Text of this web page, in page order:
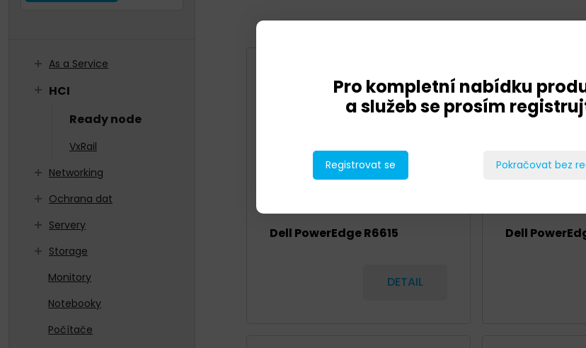
As a Service
HCI
Ready node
VxRail
Networking
Ochrana dat
Servery
Storage
Monitory
Notebooky
Počítače
Dell PowerEdge R6615
DETAIL
Dell
Pro kompletní nabídku
a služeb se prosím
Registrovat se Pokračovat bez